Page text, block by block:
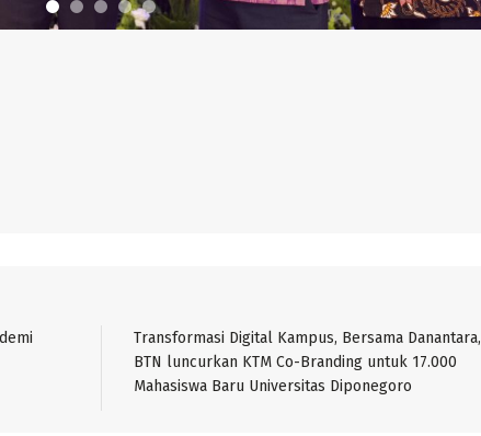
Transformasi Digital Kampus, Bersama Danantara,
BTN luncurkan KTM Co-Branding untuk 17.000
Mahasiswa Baru Universitas Diponegoro